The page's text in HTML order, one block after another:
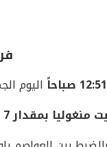
12:51 صباحاً اليوم الجمعة 07 أغسطس 2026
بمقدار 7 ساعات